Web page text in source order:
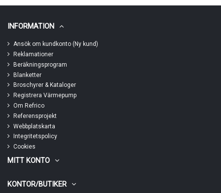
INFORMATION
Ansök om kundkonto (Ny kund)
Reklamationer
Beräkningsprogram
Blanketter
Broschyrer & Kataloger
Registrera Värmepump
Om Refrico
Referensprojekt
Webbplatskarta
Integritetspolicy
Cookies
MITT KONTO
KONTOR/BUTIKER